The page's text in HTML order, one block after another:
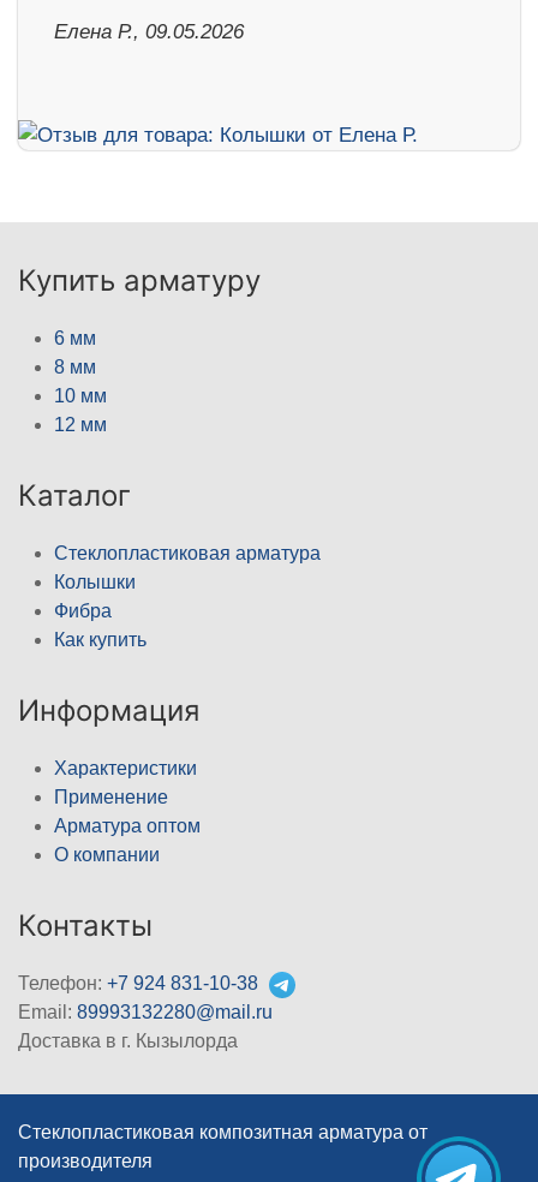
Елена Р., 09.05.2026
Купить арматуру
6 мм
8 мм
10 мм
12 мм
Каталог
Стеклопластиковая арматура
Колышки
Фибра
Как купить
Информация
Характеристики
Применение
Арматура оптом
О компании
Контакты
Телефон: +7 924 831-10-38
Email: 89993132280@mail.ru
Доставка в г. Кызылорда
Стеклопластиковая композитная арматура от
производителя